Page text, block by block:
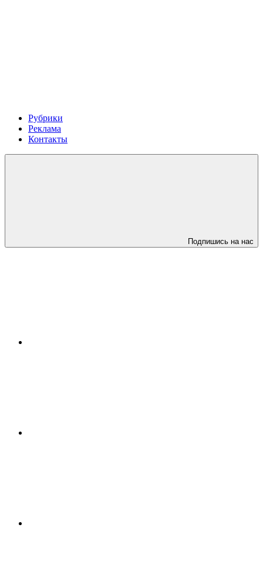
Рубрики
Реклама
Контакты
Подпишись на нас